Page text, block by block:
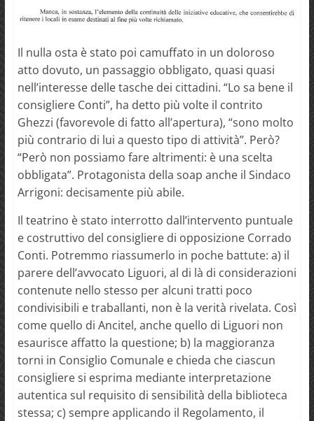
Il nulla osta è stato poi camuffato in un doloroso
atto dovuto, un passaggio obbligato, quasi quasi
nell’interesse delle tasche dei cittadini. “Lo sa bene il
consigliere Conti”, ha detto più volte il contrito
Ghezzi (favorevole di fatto all’apertura), “sono molto
più contrario di lui a questo tipo di attività”. Però?
“Però non possiamo fare altrimenti: è una scelta
obbligata”. Protagonista della soap anche il Sindaco
Arrigoni: decisamente più abile.
Il teatrino è stato interrotto dall’intervento puntuale
e costruttivo del consigliere di opposizione Corrado
Conti. Potremmo riassumerlo in poche battute: a) il
parere dell’avvocato Liguori, al di là di considerazioni
contenute nello stesso per alcuni tratti poco
condivisibili e traballanti, non è la verità rivelata. Così
come quello di Ancitel, anche quello di Liguori non
esaurisce affatto la questione; b) la maggioranza
torni in Consiglio Comunale e chieda che ciascun
consigliere si esprima mediante interpretazione
autentica sul requisito di sensibilità della biblioteca
stessa; c) sempre applicando il Regolamento, il